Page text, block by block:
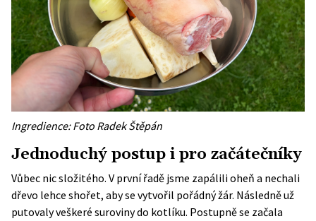
Ingredience: Foto Radek Štěpán
Jednoduchý postup i pro začátečníky
Vůbec nic složitého. V první řadě jsme zapálili oheň a nechali
dřevo lehce shořet, aby se vytvořil pořádný žár. Následně už
putovaly veškeré suroviny do kotlíku. Postupně se začala